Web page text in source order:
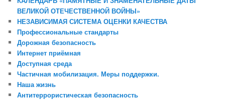
ВЕЛИКОЙ ОТЕЧЕСТВЕННОЙ ВОЙНЫ»
НЕЗАВИСИМАЯ СИСТЕМА ОЦЕНКИ КАЧЕСТВА
Профессиональные стандарты
Дорожная безопасность
Интернет приёмная
Доступная среда
Частичная мобилизация. Меры поддержки.
Наша жизнь
Антитеррористическая безопасность